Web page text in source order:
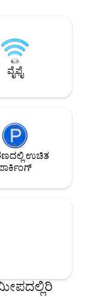
ಮ್ಯೂಸಿಯಂಗೆ ~4
ಮೈಲುಗಳು ಲಿಬರ್ಟಿ
~ಗೇಟೆಡ್ ಪಾರ್ಕಿಂಗ್
ವೈಫೈ
ಉಚಿತ